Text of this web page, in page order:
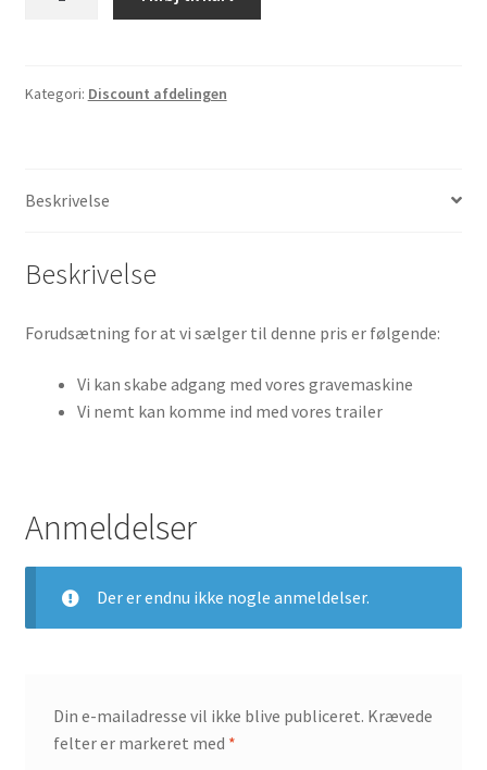
hæk
gamle
meter
Kategori: Discount afdelingen
Beskrivelse
Beskrivelse
Forudsætning for at vi sælger til denne pris er følgende:
Vi kan skabe adgang med vores gravemaskine
Vi nemt kan komme ind med vores trailer
Anmeldelser
Der er endnu ikke nogle anmeldelser.
Din e-mailadresse vil ikke blive publiceret. Krævede
felter er markeret med *